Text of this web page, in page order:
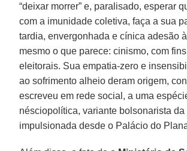
“deixar morrer” e, paralisado, esperar
com a imunidade coletiva, faça a sua
tardia, envergonhada e cínica adesão
mesmo o que parece: cinismo, com
eleitorais. Sua empatia-zero e
ao sofrimento alheio deram origem,
escreveu em rede social, a uma
nésciopolítica, variante bolsonarista
impulsionada desde o Palácio do